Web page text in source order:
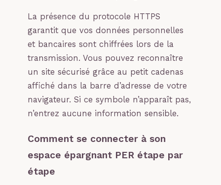
La présence du protocole HTTPS
garantit que vos données personnelles
et bancaires sont chiffrées lors de la
transmission. Vous pouvez reconnaître
un site sécurisé grâce au petit cadenas
affiché dans la barre d’adresse de votre
navigateur. Si ce symbole n’apparaît pas,
n’entrez aucune information sensible.
Comment se connecter à son
espace épargnant PER étape par
étape